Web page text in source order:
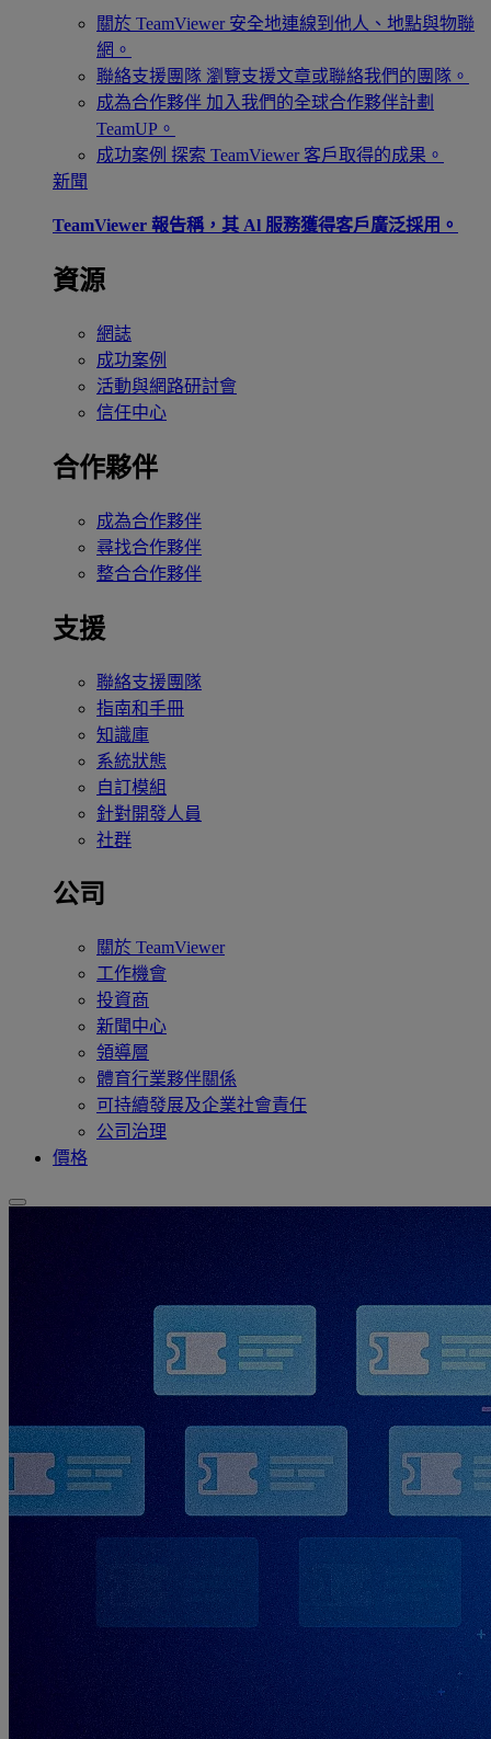
關於 TeamViewer 安全地連線到他人、地點與物聯
網。
聯絡支援團隊 瀏覽支援文章或聯絡我們的團隊。
成為合作夥伴 加入我們的全球合作夥伴計劃
TeamUP。
成功案例 探索 TeamViewer 客戶取得的成果。
新聞
TeamViewer 報告稱，其 Al 服務獲得客戶廣泛採用。
資源
網誌
成功案例
活動與網路研討會
信任中心
合作夥伴
成為合作夥伴
尋找合作夥伴
整合合作夥伴
支援
聯絡支援團隊
指南和手冊
知識庫
系統狀態
自訂模組
針對開發人員
社群
公司
關於 TeamViewer
工作機會
投資商
新聞中心
領導層
體育行業夥伴關係
可持續發展及企業社會責任
公司治理
價格